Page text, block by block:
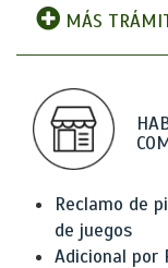
MÁS
Reclamo de
de juegos
Adicional por